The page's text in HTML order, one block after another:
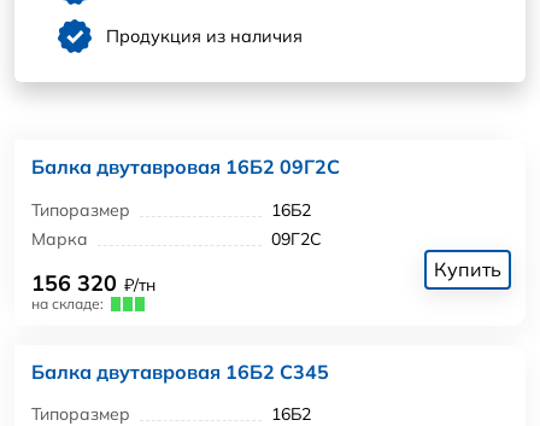
Продукция из наличия
Балка двутавровая 16Б2 09Г2С
Типоразмер
16Б2
Марка
09Г2С
156 320 ₽/тн
на складе:
Купить
Балка двутавровая 16Б2 С345
Типоразмер
16Б2